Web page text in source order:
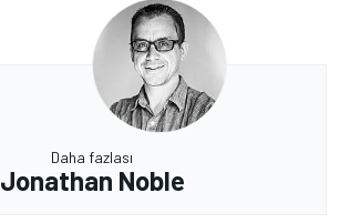
Daha fazlası
Jonathan Noble